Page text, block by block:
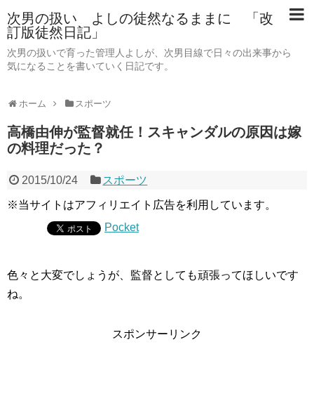
次男の扱い よしの徒然なるままに 「改
訂版徒然日記」
次男の扱いで育った管理人よしが、次男目線で日々の出来事から
気になることを書いていく日記です。
ホーム スポーツ
高橋由伸が監督就任！スキャンダルの原因は嫁
の料理だった？
2015/10/24 スポーツ
※当サイトはアフィリエイト広告を利用しています。
Pocket
色々と大変でしょうが、監督としても頑張ってほしいです
ね。
スポンサーリンク